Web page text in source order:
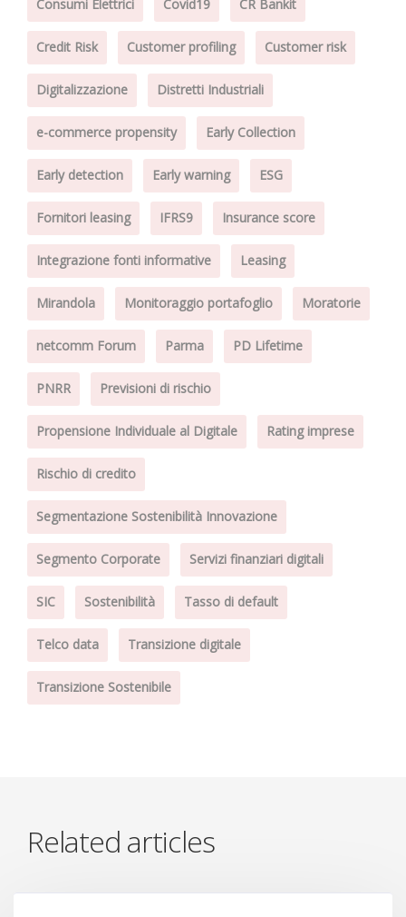
Consumi Elettrici Covid19 CR Bankit
Credit Risk Customer profiling Customer risk
Digitalizzazione Distretti Industriali
e-commerce propensity Early Collection
Early detection Early warning ESG
Fornitori leasing IFRS9 Insurance score
Integrazione fonti informative Leasing
Mirandola Monitoraggio portafoglio Moratorie
netcomm Forum Parma PD Lifetime
PNRR Previsioni di rischio
Propensione Individuale al Digitale Rating imprese
Rischio di credito
Segmentazione Sostenibilità Innovazione
Segmento Corporate Servizi finanziari digitali
SIC Sostenibilità Tasso di default
Telco data Transizione digitale
Transizione Sostenibile
Related articles